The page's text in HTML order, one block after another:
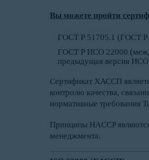
Вы можете пройти
ГОСТ Р 51705.1 (ГОСТ Р
ГОСТ Р ИСО 22000
предыдущая версия
Сертификат ХАССП
контролю качества,
нормативные требования
Принципы HACCP
менеджмента.